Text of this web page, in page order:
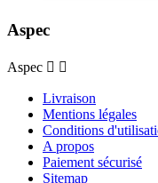
Aspec
Aspec  
Livraison
Mentions légales
Conditions
A propos
Paiement sécurisé
Sitemap